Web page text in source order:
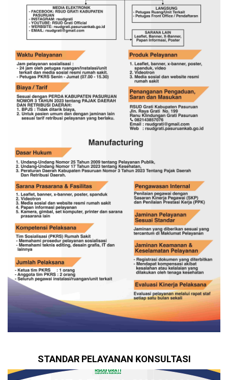
STANDAR PELAYANAN KONSULTASI